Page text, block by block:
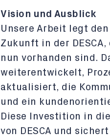
Vision und Ausblick
Unsere Arbeit legt
Zukunft in der
nun vorhanden sind.
weiterentwickelt,
aktualisiert, die
und ein
Diese Investition in
von DESCA und